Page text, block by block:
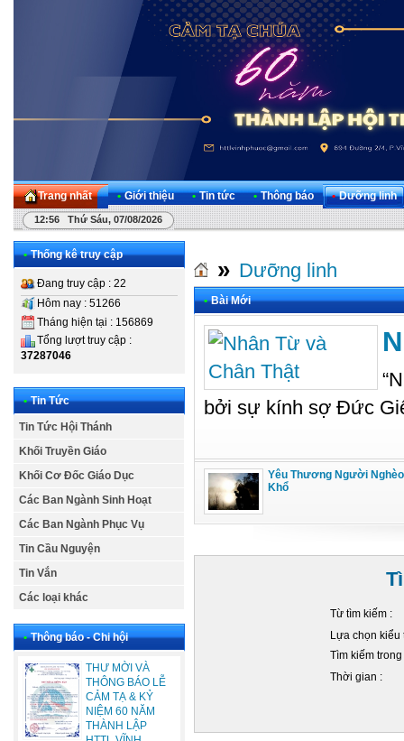
Trang nhất • Giới thiệu • Tin tức • Thông báo • Dưỡng linh
12:56 Thứ Sáu, 07/08/2026
• Thống kê truy cập
Đang truy cập : 22
Hôm nay : 51266
Tháng hiện tại : 156869
Tổng lượt truy cập :
37287046
• Tin Tức
Tin Tức Hội Thánh
Khối Truyền Giáo
Khối Cơ Đốc Giáo Dục
Các Ban Ngành Sinh Hoạt
Các Ban Ngành Phục Vụ
Tin Cầu Nguyện
Tin Vắn
Các loại khác
• Thông báo - Chi hội
THƯ MỜI VÀ
THÔNG BÁO LỄ
CẢM TẠ & KỶ
NIỆM 60 NĂM
THÀNH LẬP
» Dưỡng linh
• Bài Mới
bởi sự kính sợ Đức
Yêu Thương Người Nghèo
Khổ
Từ tìm kiếm :
Lựa chọn kiểu
Tìm kiếm
Thời gian :